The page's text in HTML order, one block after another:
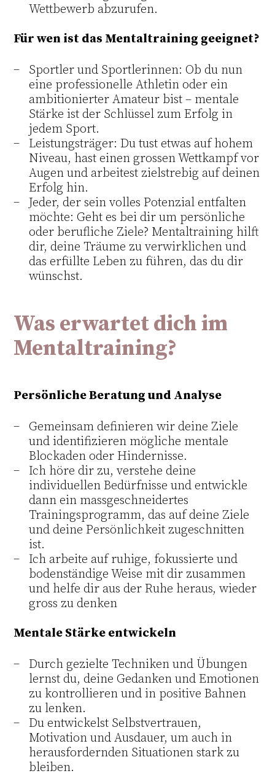
Wettbewerb abzurufen.
Für wen ist das Mentaltraining geeignet?
Sportler und Sportlerinnen: Ob du nun
eine professionelle Athletin oder ein
ambitionierter Amateur bist – mentale
Stärke ist der Schlüssel zum Erfolg in
jedem Sport.
Leistungsträger: Du tust etwas auf hohem
Niveau, hast einen grossen Wettkampf vor
Augen und arbeitest zielstrebig auf deinen
Erfolg hin.
Jeder, der sein volles Potenzial entfalten
möchte: Geht es bei dir um persönliche
oder berufliche Ziele? Mentaltraining hilft
dir, deine Träume zu verwirklichen und
das erfüllte Leben zu führen, das du dir
wünschst.
Was erwartet dich im
Mentaltraining?
Persönliche Beratung und Analyse
Gemeinsam definieren wir deine Ziele
und identifizieren mögliche mentale
Blockaden oder Hindernisse.
Ich höre dir zu, verstehe deine
individuellen Bedürfnisse und entwickle
dann ein massgeschneidertes
Trainingsprogramm, das auf deine Ziele
und deine Persönlichkeit zugeschnitten
ist.
Ich arbeite auf ruhige, fokussierte und
bodenständige Weise mit dir zusammen
und helfe dir aus der Ruhe heraus, wieder
gross zu denken
Mentale Stärke entwickeln
Durch gezielte Techniken und Übungen
lernst du, deine Gedanken und Emotionen
zu kontrollieren und in positive Bahnen
zu lenken.
Du entwickelst Selbstvertrauen,
Motivation und Ausdauer, um auch in
herausfordernden Situationen stark zu
bleiben.